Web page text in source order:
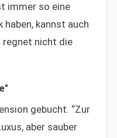
immer so eine
haben, kannst auch
regnet nicht die
gebucht. “Zur
aber sauber